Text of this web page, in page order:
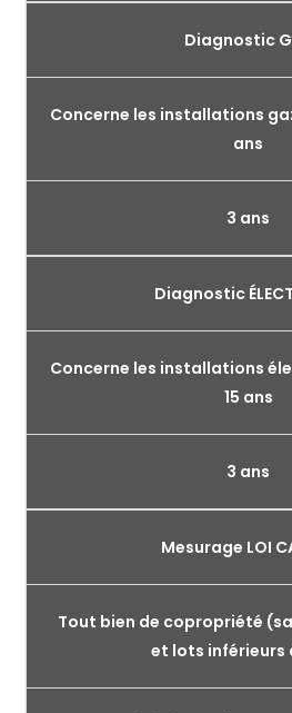
Diagnostic
Concerne les installations
ans
3 ans
Diagnostic
Concerne les installations
15 ans
3 ans
Mesurage LOI
Tout bien de copropriété
et lots inférieurs